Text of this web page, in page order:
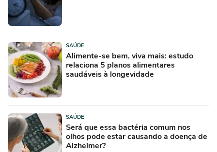
SAÚDE
Alimente-se bem, viva mais: estudo
relaciona 5 planos alimentares
saudáveis à longevidade
SAÚDE
Será que essa bactéria comum nos
olhos pode estar causando a doença de
Alzheimer?